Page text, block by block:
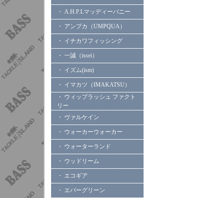
・ A.H.P.Lマッディーバニー
・ アンプカ（UMPQUA）
・ イチカワフィッシング
・ 一誠（issei）
・ イズム(ism)
・ イマカツ（IMAKATSU）
・ ウィップラッシュ ファクト
リー
・ ヴァルケイン
・ ウォーカーウォーカー
・ ウォーターランド
・ ウッドリーム
・ エコギア
・ エバーグリーン